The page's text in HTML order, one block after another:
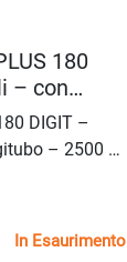
180
– con
bar
DIGIT –
– 2500 W
In Esaurimento